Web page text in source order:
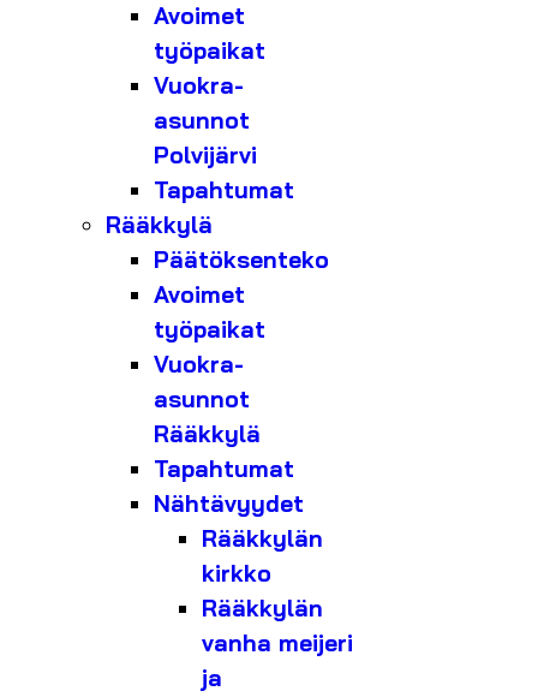
Avoimet
työpaikat
Vuokra-
asunnot
Polvijärvi
Tapahtumat
Rääkkylä
Päätöksenteko
Avoimet
työpaikat
Vuokra-
asunnot
Rääkkylä
Tapahtumat
Nähtävyydet
Rääkkylän
kirkko
Rääkkylän
vanha meijeri
ja